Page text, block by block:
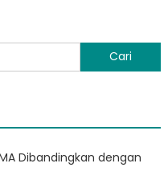
Dibandingkan dengan